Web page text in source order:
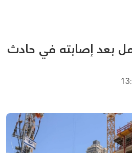
ارسل خبر
بعد إصابته في حادث